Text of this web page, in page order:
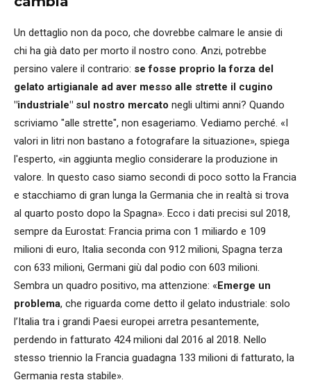
Un dettaglio non da poco, che dovrebbe calmare le ansie di
chi ha già dato per morto il nostro cono. Anzi, potrebbe
persino valere il contrario: se fosse proprio la forza del
gelato artigianale ad aver messo alle strette il cugino
"industriale" sul nostro mercato negli ultimi anni? Quando
scriviamo "alle strette", non esageriamo. Vediamo perché. «I
valori in litri non bastano a fotografare la situazione», spiega
l'esperto, «in aggiunta meglio considerare la produzione in
valore. In questo caso siamo secondi di poco sotto la Francia
e stacchiamo di gran lunga la Germania che in realtà si trova
al quarto posto dopo la Spagna». Ecco i dati precisi sul 2018,
sempre da Eurostat: Francia prima con 1 miliardo e 109
milioni di euro, Italia seconda con 912 milioni, Spagna terza
con 633 milioni, Germani giù dal podio con 603 milioni.
Sembra un quadro positivo, ma attenzione: «Emerge un
problema, che riguarda come detto il gelato industriale: solo
l’Italia tra i grandi Paesi europei arretra pesantemente,
perdendo in fatturato 424 milioni dal 2016 al 2018. Nello
stesso triennio la Francia guadagna 133 milioni di fatturato, la
Germania resta stabile».